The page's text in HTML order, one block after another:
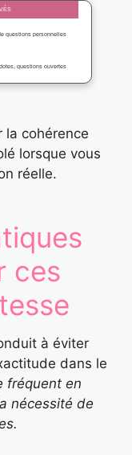
questions personnelles
questions ouvertes
la cohérence
lorsque vous
réelle.
ces
à éviter
dans le
fréquent en
nécessité de